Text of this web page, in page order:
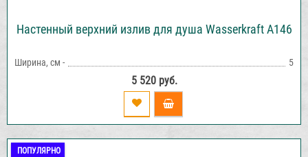
Настенный верхний излив для душа Wasserkraft A146
Ширина, см - 5
5 520 руб.
ПОПУЛЯРНО